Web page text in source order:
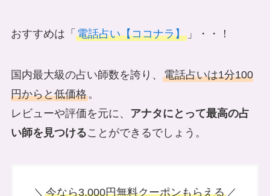
おすすめは「 電話占い【ココナラ】」・・！
国内最大級の占い師数を誇り、 電話占いは1分100
円からと低価格。
レビューや評価を元に、 アナタにとって最高の占
い師を見つけることができるでしょう。
＼ 今なら3,000円無料クーポンもらえる／